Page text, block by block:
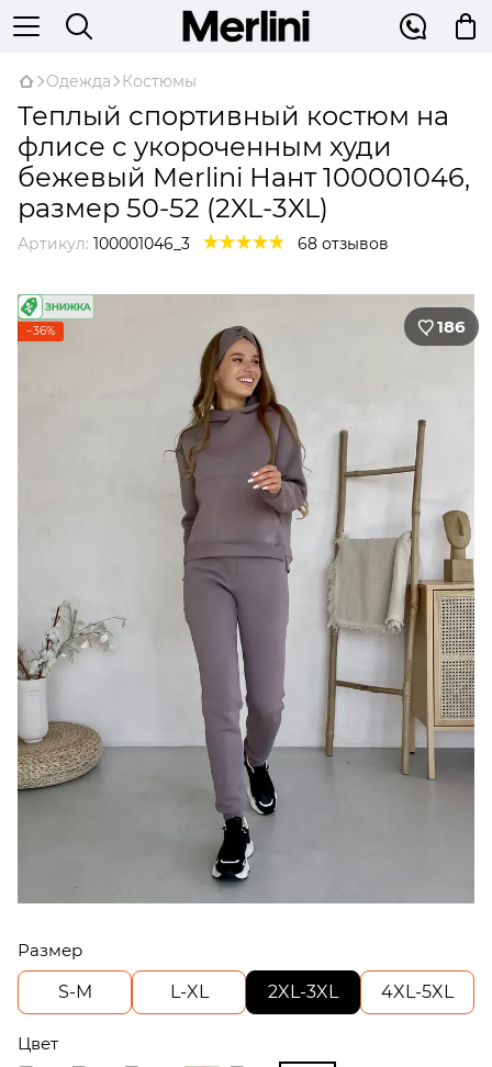
Одежда Костюмы
Теплый спортивный костюм на
флисе с укороченным худи
бежевый Merlini Нант 100001046,
размер 50-52 (2XL-3XL)
Артикул: 100001046_3 68 отзывов
−36% 186
Размер
S-M
L-XL 2XL-3XL 4XL-5XL
Цвет